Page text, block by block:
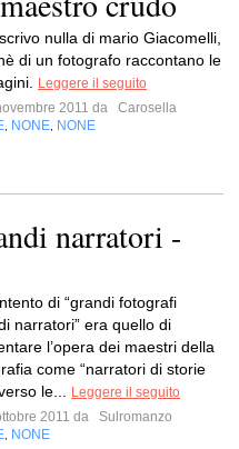
nulla di mario Giacomelli,
di un fotografo raccontano le
Leggere il seguito
2011 da
Carosella
NONE NONE
narratori -
di “grandi fotografi
narratori” era quello di
l’opera dei maestri della
come “narratori di storie
le...
Leggere il seguito
2011 da
Sulromanzo
NONE